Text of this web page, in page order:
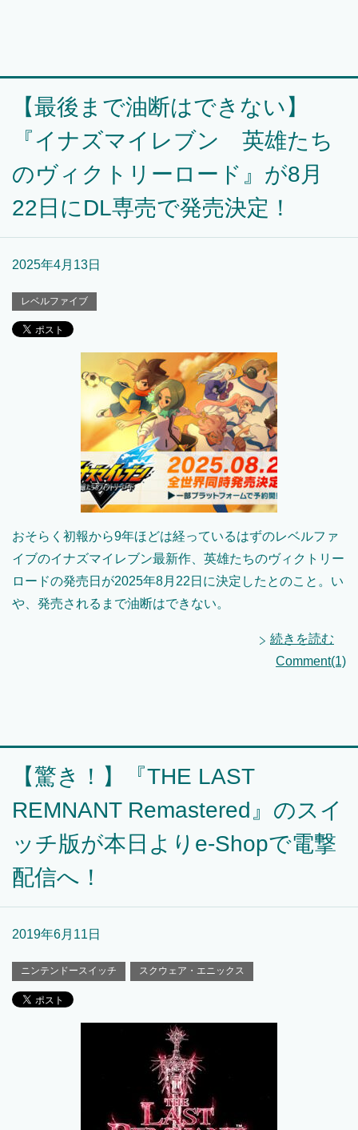
【最後まで油断はできない】
『イナズマイレブン 英雄たち
のヴィクトリーロード』が8月
22日にDL専売で発売決定！
2025年4月13日
レベルファイブ
おそらく初報から9年ほどは経っているはずのレベルファ
イブのイナズマイレブン最新作、英雄たちのヴィクトリー
ロードの発売日が2025年8月22日に決定したとのこと。い
や、発売されるまで油断はできない。
続きを読む
Comment(1)
【驚き！】『THE LAST
REMNANT Remastered』のスイ
ッチ版が本日よりe-Shopで電撃
配信へ！
2019年6月11日
ニンテンドースイッチ スクウェア・エニックス